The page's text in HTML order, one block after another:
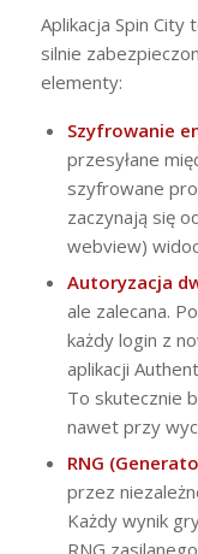
Aplikacja Spin
silnie
elementy:
Szyfrowanie
przesyłane
szyfrowane
zaczynają się
webview)
Autoryzacja
ale zalecana.
każdy login z
aplikacji
To skutecznie
nawet przy
RNG
przez
Każdy wynik
RNG